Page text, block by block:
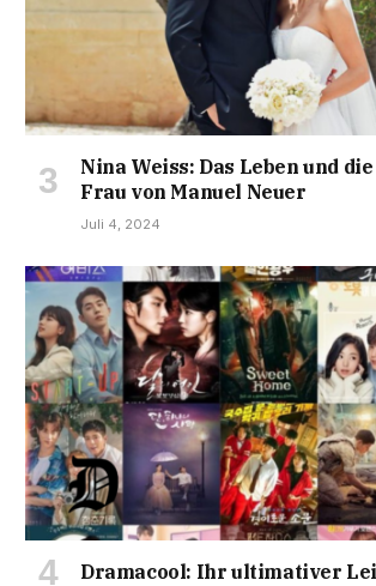
Nina Weiss: Das Leben und
Frau von Manuel Neuer
Juli 4, 2024
Dramacool: Ihr ultimativer